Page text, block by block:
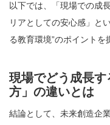
以下では、「現場での成
リアとしての安心感」と
る教育環境”のポイントを
現場でどう成長
方」の違いとは
結論として、未来創造企